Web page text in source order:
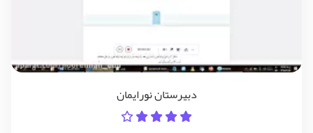
دبیرستان نورایمان